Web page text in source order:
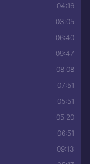
04:16
03:05
06:40
09:47
08:08
07:51
05:51
05:20
06:51
09:13